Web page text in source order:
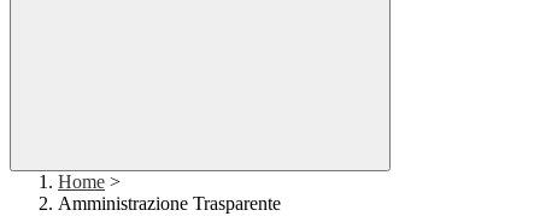
Home >
Amministrazione Trasparente